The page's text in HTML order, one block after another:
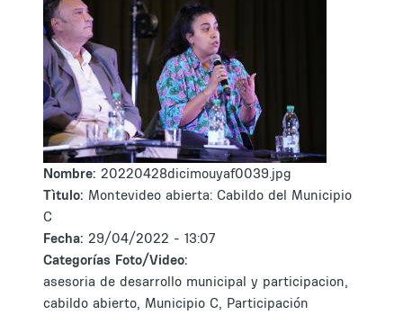
Nombre: 20220428dicimouyaf0039.jpg
Tìtulo: Montevideo abierta: Cabildo del Municipio
C
Fecha: 29/04/2022 - 13:07
Categorías Foto/Video:
asesoria de desarrollo municipal y participacion,
cabildo abierto, Municipio C, Participación